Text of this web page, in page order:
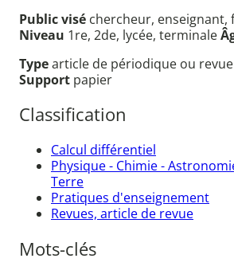
Public visé chercheur,
Niveau 1re, 2de, lycée, terminale
Typearticle de périodique ou revue
Support papier
Classification
Calcul différentiel
Physique - Chimie -
Terre
Pratiques d'enseignement
Revues, article de revue
Mots-clés